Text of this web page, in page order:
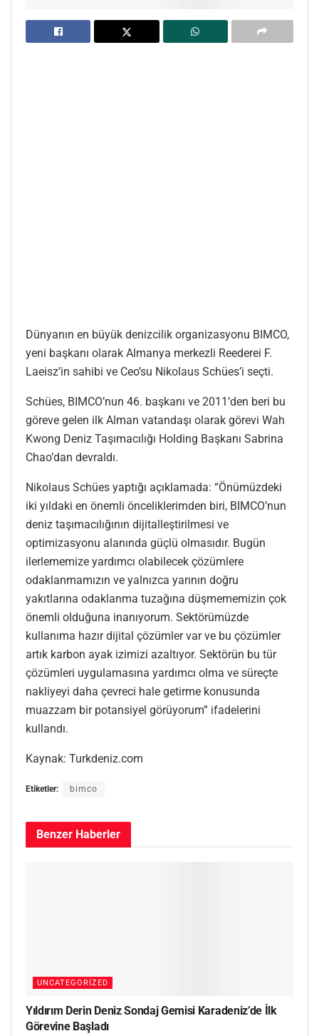
Dünyanın en büyük denizcilik organizasyonu BIMCO,
yeni başkanı olarak Almanya merkezli Reederei F.
Laeisz’in sahibi ve Ceo’su Nikolaus Schües’i seçti.
Schües, BIMCO’nun 46. başkanı ve 2011’den beri bu
göreve gelen ilk Alman vatandaşı olarak görevi Wah
Kwong Deniz Taşımacılığı Holding Başkanı Sabrina
Chao’dan devraldı.
Nikolaus Schües yaptığı açıklamada: “Önümüzdeki
iki yıldaki en önemli önceliklerimden biri, BIMCO’nun
deniz taşımacılığının dijitalleştirilmesi ve
optimizasyonu alanında güçlü olmasıdır. Bugün
ilerlememize yardımcı olabilecek çözümlere
odaklanmamızın ve yalnızca yarının doğru
yakıtlarına odaklanma tuzağına düşmememizin çok
önemli olduğuna inanıyorum. Sektörümüzde
kullanıma hazır dijital çözümler var ve bu çözümler
artık karbon ayak izimizi azaltıyor. Sektörün bu tür
çözümleri uygulamasına yardımcı olma ve süreçte
nakliyeyi daha çevreci hale getirme konusunda
muazzam bir potansiyel görüyorum” ifadelerini
kullandı.
Kaynak: Turkdeniz.com
Etiketler: bimco
Benzer Haberler
UNCATEGORIZED
Yıldırım Derin Deniz Sondaj Gemisi Karadeniz’de İlk
Görevine Başladı